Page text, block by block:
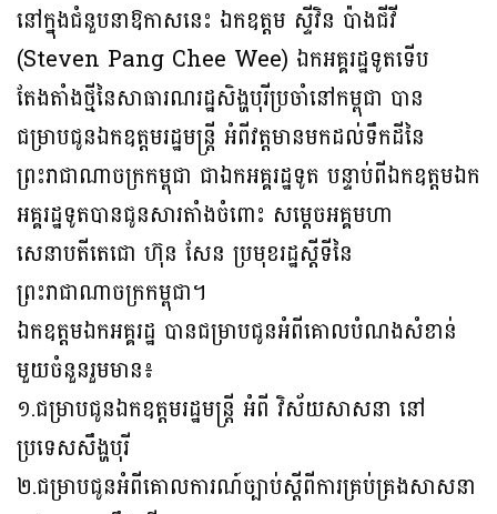
នៅក្នុងជំនួបនាឱកាសនេះ ឯកឧត្តម ស្ទីវិន ប៉ាងជីវី
(Steven Pang Chee Wee) ឯកអគ្គរដ្ឋទូតទើប
តែងតាំងថ្មីនៃសាធារណរដ្ឋសិង្ហបុរីប្រចាំនៅកម្ពុជា បាន
ជម្រាបជូនឯកឧត្តមរដ្ឋមន្រ្តី អំពីវត្តមានមកដល់ទឹកដីនៃ
ព្រះរាជាណាចក្រកម្ពុជា ជាឯកអគ្គរដ្ឋទូត បន្ទាប់ពីឯកឧត្តមឯក
អគ្គរដ្ឋទូតបានជូនសារតាំងចំពោះ សម្ដេចអគ្គមហា
សេនាបតីតេជោ ហ៊ុន សែន ប្រមុខរដ្ឋស្ដីទីនៃ
ព្រះរាជាណាចក្រកម្ពុជា។
ឯកឧត្តមឯកអគ្គរដ្ឋ បានជម្រាបជូនអំពីគោលបំណងសំខាន់
មួយចំនួនរួមមាន៖
១.ជម្រាបជូនឯកឧត្តមរដ្ឋមន្រ្តី អំពី វិស័យសាសនា នៅ
ប្រទេសសឹង្ហបុរី
២.ជម្រាបជូនអំពីគោលការណ៍ច្បាប់ស្តីពីការគ្រប់គ្រងសាសនា